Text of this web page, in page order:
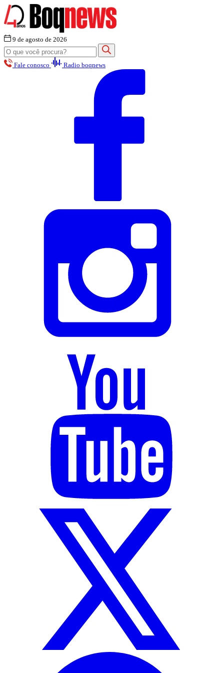
9 de agosto de 2026
Fale conosco Radio boqnews